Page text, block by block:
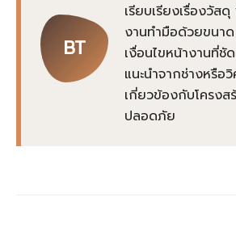
BT
เรียบเรียงเรื่องวัส
งานทำมือด้วยขนา
เงื่อนไขหน้างานที่ชั
แนะนำจากช่างหรือ
เกี่ยวข้องกับโครงส
ปลอดภัย